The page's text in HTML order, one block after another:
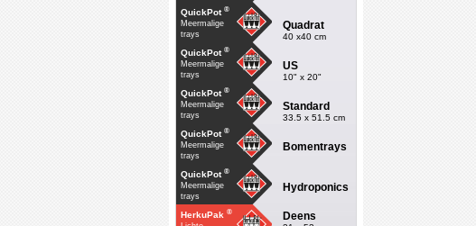
QuickPot ®
Meermalige
trays
Quadrat
40 x40 cm
QuickPot ®
Meermalige
trays
US
10" x 20"
QuickPot ®
Meermalige
trays
Standard
33.5 x 51.5 cm
QuickPot ®
Meermalige
trays
Bomentrays
QuickPot ®
Meermalige
trays
Hydroponics
HerkuPak ®
Deens